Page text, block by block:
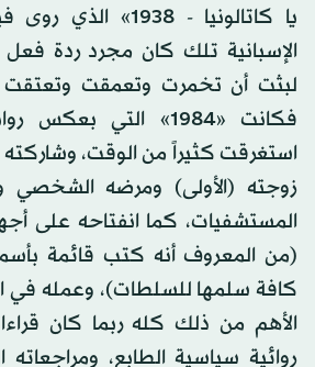
يا كاتالونيا - 1938»
الإسبانية تلك كان مجرد ردة
لبثت أن تخمرت وتعمقت وتعتقت
فكانت «1984» التي
استغرقت كثيراً من الوقت،
زوجته (الأولى) ومرضه الشخصي
المستشفيات، كما انفتاحه على
(من المعروف أنه كتب قائمة
كافة سلمها للسلطات)، وعمله في
الأهم من ذلك كله ربما كان
روائية سياسية الطابع، ومراجعاته